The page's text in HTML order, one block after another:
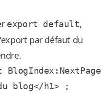
export default,
par défaut du
blog</h1> ;